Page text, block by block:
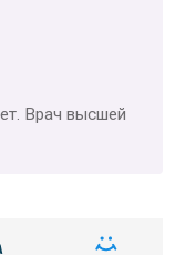
Врач высшей